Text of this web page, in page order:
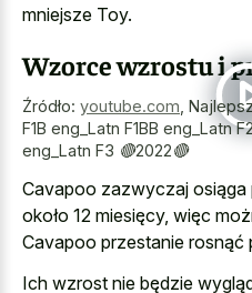
mniejsze Toy.
Wzorce wzrostu i
Źródło: youtube.com
F1B eng_Latn F1BB eng_Latn
eng_Latn F3 🔴2022🔴
Cavapoo zazwyczaj osiąga
około 12 miesięcy, więc
Cavapoo przestanie rosnąć
Ich wzrost nie będzie